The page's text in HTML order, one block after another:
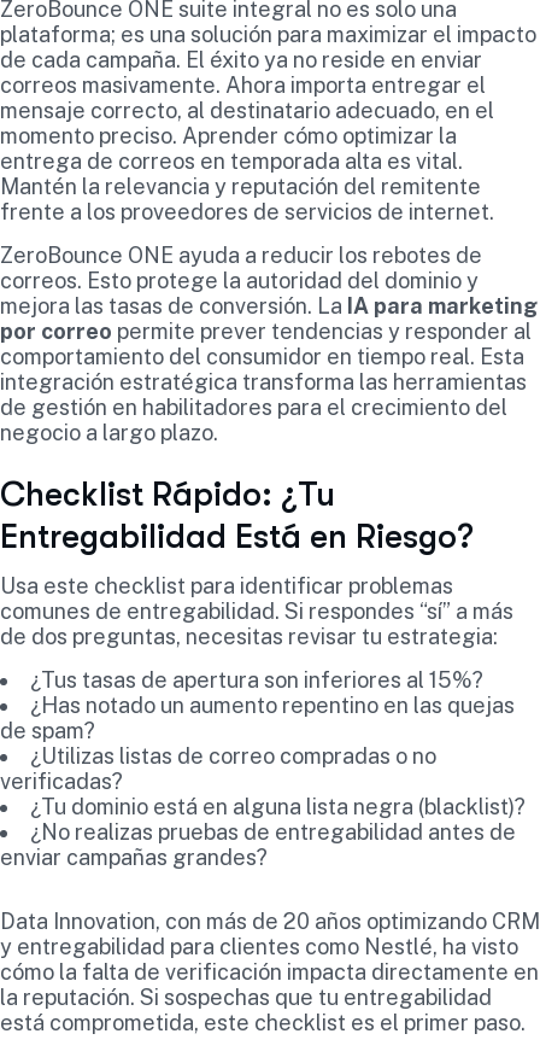
ZeroBounce ONE suite integral no es solo una
plataforma; es una solución para maximizar el impacto
de cada campaña. El éxito ya no reside en enviar
correos masivamente. Ahora importa entregar el
mensaje correcto, al destinatario adecuado, en el
momento preciso. Aprender cómo optimizar la
entrega de correos en temporada alta es vital.
Mantén la relevancia y reputación del remitente
frente a los proveedores de servicios de internet.
ZeroBounce ONE ayuda a reducir los rebotes de
correos. Esto protege la autoridad del dominio y
mejora las tasas de conversión. La IA para marketing
por correo permite prever tendencias y responder al
comportamiento del consumidor en tiempo real. Esta
integración estratégica transforma las herramientas
de gestión en habilitadores para el crecimiento del
negocio a largo plazo.
Checklist Rápido: ¿Tu
Entregabilidad Está en Riesgo?
Usa este checklist para identificar problemas
comunes de entregabilidad. Si respondes “sí” a más
de dos preguntas, necesitas revisar tu estrategia:
¿Tus tasas de apertura son inferiores al 15%?
¿Has notado un aumento repentino en las quejas
de spam?
¿Utilizas listas de correo compradas o no
verificadas?
¿Tu dominio está en alguna lista negra (blacklist)?
¿No realizas pruebas de entregabilidad antes de
enviar campañas grandes?
Data Innovation, con más de 20 años optimizando CRM
y entregabilidad para clientes como Nestlé, ha visto
cómo la falta de verificación impacta directamente en
la reputación. Si sospechas que tu entregabilidad
está comprometida, este checklist es el primer paso.